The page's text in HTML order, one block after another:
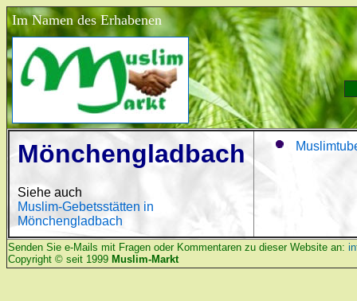
Im Namen des Erhabenen
Mönchengladbach
Siehe auch
Muslim-Gebetsstätten in
Mönchengladbach
Senden Sie e-Mails mit Fragen oder Kommentaren zu dieser Website an:
Copyright © seit 1999 Muslim-Markt